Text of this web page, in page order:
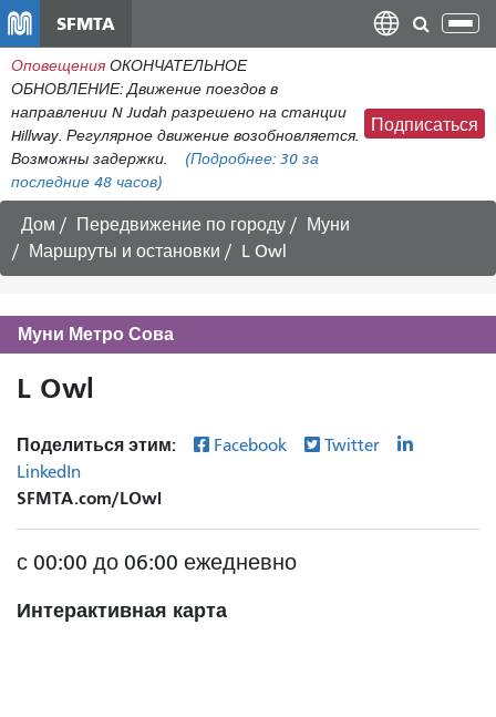
содержанию
SFMTA
Оповещения ОКОНЧАТЕЛЬНОЕ
ОБНОВЛЕНИЕ: Движение поездов в
направлении N Judah разрешено на станции
Hillway. Регулярное движение возобновляется.
Возможны задержки.
(Подробнее: 30 за
последние 48 часов)
Подписаться
Дом Передвижение по городу
Муни
Маршруты и остановки
L Owl
Муни Метро Сова
L Owl
Поделиться этим: Facebook
Twitter
LinkedIn
SFMTA.com/LOwl
с 00:00 до 06:00 ежедневно
Интерактивная карта